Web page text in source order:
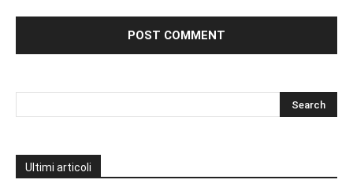
Ultimi articoli